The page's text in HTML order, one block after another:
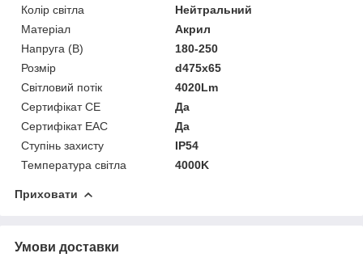
Колір світла
Нейтральний
Матеріал
Акрил
Напруга (В)
180-250
Розмір
d475x65
Світловий потік
4020Lm
Сертифікат CE
Да
Сертифікат EAC
Да
Ступінь захисту
IP54
Температура світла
4000K
Приховати
Умови доставки